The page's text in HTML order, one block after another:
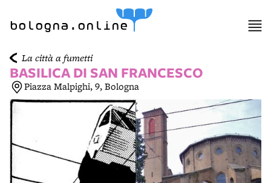
bologna.online
La città a fumetti
BASILICA DI SAN FRANCESCO
Piazza Malpighi, 9, Bologna